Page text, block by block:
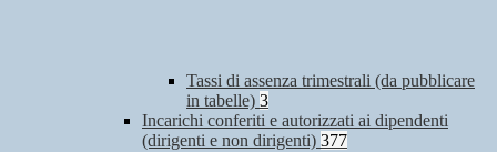
Tassi di assenza trimestrali (da pubblicare
in tabelle) 3
Incarichi conferiti e autorizzati ai dipendenti
(dirigenti e non dirigenti) 377